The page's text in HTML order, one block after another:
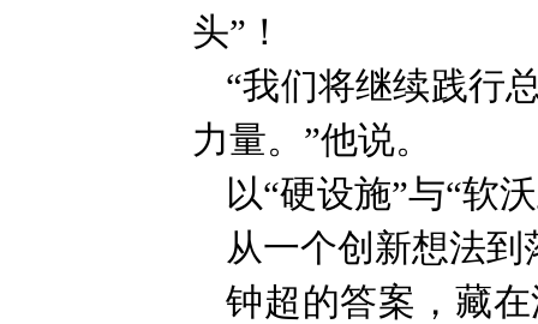
头”！
“我们将继续践行
力量。”他说。
以“硬设施”与“软
从一个创新想法
钟超的答案，藏